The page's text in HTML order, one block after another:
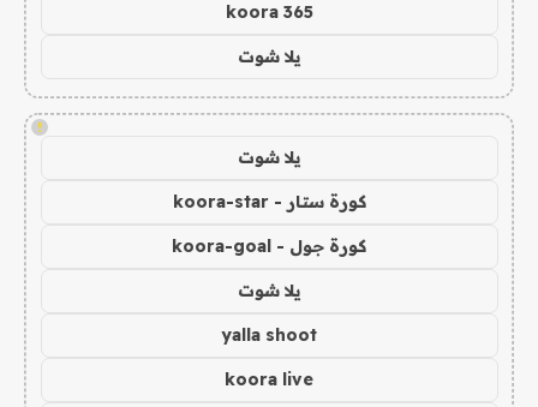
koora 365
يلا شوت
!
يلا شوت
كورة ستار - koora-star
كورة جول - koora-goal
يلا شوت
yalla shoot
koora live